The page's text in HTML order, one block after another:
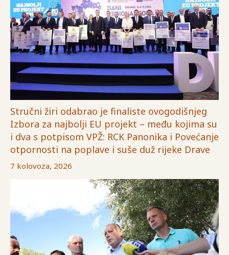
Stručni žiri odabrao je finaliste ovogodišnjeg
Izbora za najbolji EU projekt – među kojima su
i dva s potpisom VPŽ: RCK Panonika i Povećanje
otpornosti na poplave i suše duž rijeke Drave
7 kolovoza, 2026